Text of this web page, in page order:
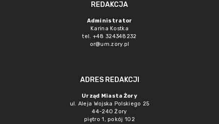
REDAKCJA
Administrator
Karina Kostka
tel. +48 324348232
or@um.zory.pl
ADRES REDAKCJI
Urząd Miasta Żory
ul. Aleja Wojska Polskiego 25
44-240 Żory
piętro 1, pokój 102